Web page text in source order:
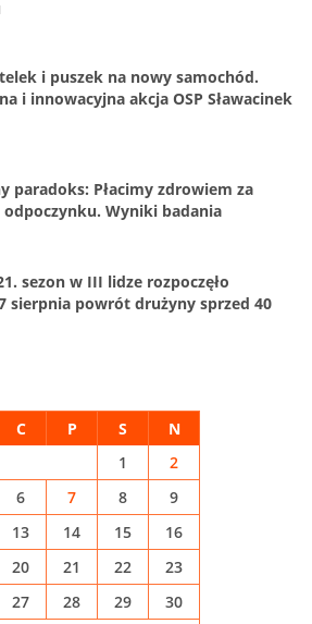
i puszek na nowy samochód.
i innowacyjna akcja OSP Sławacinek
paradoks: Płacimy zdrowiem za
Wyniki badania
sezon w III lidze rozpoczęło
sierpnia powrót drużyny sprzed 40
C P S N
1
2
6 7 8
9
13 14 15
16
20 21 22
23
27 28 29
30